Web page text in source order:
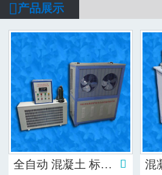
产品展示
全自动 混凝土 标准 养护室 控温控湿 设备

混